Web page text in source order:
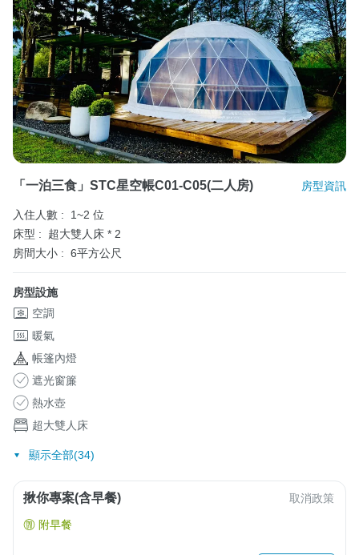
「一泊三食」STC星空帳C01-C05(二人房) 房型資訊
入住人數 :
1~2 位
床型 :
超大雙人床 * 2
房間大小 : 6平方公尺
房型設施
空調
暖氣
帳篷內燈
遮光窗簾
熱水壺
超大雙人床
顯示全部(34)
揪你專案(含早餐) 取消政策
附早餐